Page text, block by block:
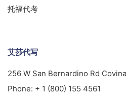
托福代考
艾莎代写
256 W San Bernardino Rd
Phone: + 1 (800) 155 4561